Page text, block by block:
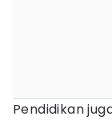
Pendidikan